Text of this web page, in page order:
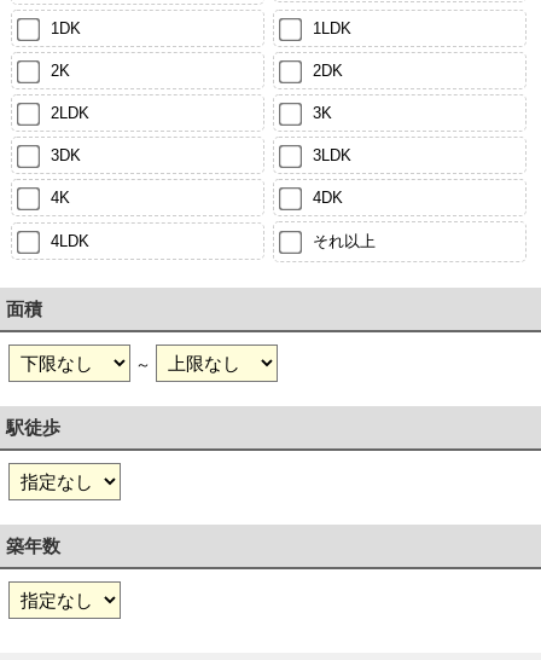
1DK 1LDK
2K 2DK
2LDK 3K
3DK 3LDK
4K 4DK
4LDK それ以上
面積
～
駅徒歩
築年数